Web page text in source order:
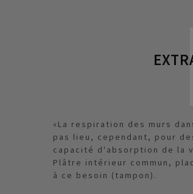
«La respiration des murs
pas lieu, cependant, pour
capacité d'absorption de la
Plâtre intérieur commun,
à ce besoin (tampon).